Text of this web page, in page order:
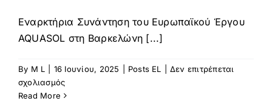
Εναρκτήρια Συνάντηση του Ευρωπαϊκού Έργου
AQUASOL στη Βαρκελώνη [...]
By M L 16 Ιουνίου, 2025 Posts EL
Δεν επιτρέπεται
σχολιασμόςστο
Εναρκτήρια
Read More